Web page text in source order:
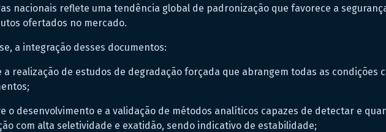
nacionais reflete uma tendência global de padronização que favorece a
ofertados no mercado.
a integração desses documentos:
a realização de estudos de degradação forçada que abrangem todas as condições
o desenvolvimento e a validação de métodos analíticos capazes de detectar e
com alta seletividade e exatidão, sendo indicativo de estabilidade;